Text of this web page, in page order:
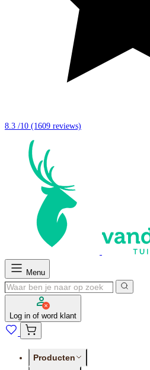
8.3 /10 (1609 reviews)
Menu
Log in of word klant
Producten